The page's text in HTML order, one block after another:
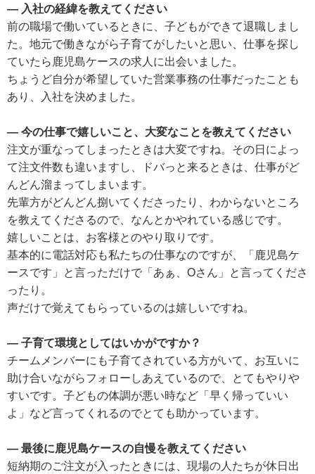
― 入社の経緯を教えてください
前の職場で働いているときに、子どもができて退職しまし
た。地元で働きながら子育てがしたいと思い、仕事を探し
ていたら鹿児島ケースの求人に出会いました。
ちょうど自分が希望していた営業事務の仕事だったことも
あり、入社を決めました。
― 今の仕事で嬉しいこと、大変なことを教えてください
注文が重なってしまったときは大変ですね。その日によっ
て注文件数も違いますし、ドバっと来るときは、仕事がど
んどん溜まってしまいます。
先輩方がどんどん捌いてくださったり、わからないところ
を教えてくださるので、なんとかやれている感じです。
嬉しいことは、お客様とのやり取りです。
基本的に電話対応も私たちの仕事なのですが、「鹿児島ケ
ースです」と言っただけで「あぁ、Oさん」と言ってくださ
ったり。
声だけで覚えてもらっているのは嬉しいですね。
― 子育て環境としてはいかがですか？
チームメンバーにも子育てされている方がいて、お互いに
助け合いながらフォローしあえているので、とてもやりや
すいです。子どもの体調が悪い時など「早く帰っていい
よ」など言ってくれるのでとても助かっています。
― 最後に鹿児島ケースの自慢を教えてください
短納期のご注文が入ったときには、現場の人たちが休日出